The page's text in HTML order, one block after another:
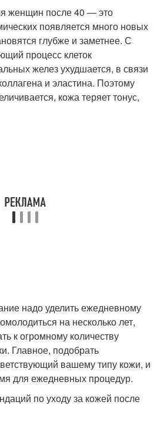
женщин после 40 — это
появляется много новых
глубже и заметнее. С
процесс клеток
желез ухудшается, в связи
и эластина. Поэтому
кожа теряет тонус,
надо уделить ежедневному
на несколько лет,
к огромному количеству
Главное, подобрать
вашему типу кожи, и
для ежедневных процедур.
по уходу за кожей после